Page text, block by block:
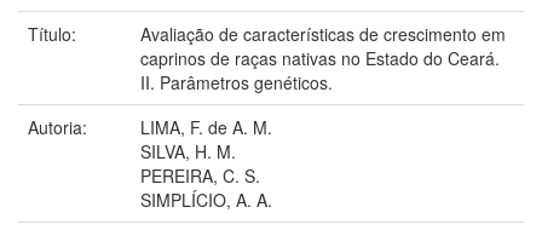
Título:
Avaliação de características de crescimento em
caprinos de raças nativas no Estado do Ceará.
II. Parâmetros genéticos.
Autoria:
LIMA, F. de A. M.
SILVA, H. M.
PEREIRA, C. S.
SIMPLÍCIO, A. A.